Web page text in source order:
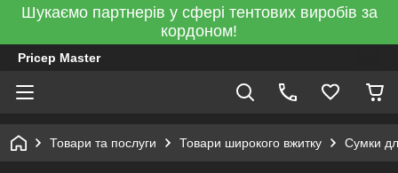
Шукаємо партнерів у сфері тентових виробів за
кордоном!
Pricep Master
Товари та послуги Товари широкого вжитку Сумки